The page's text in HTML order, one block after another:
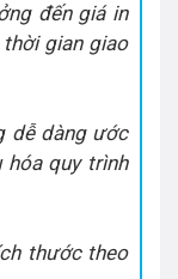
đến giá in
gian giao
dễ dàng ước
quy trình
thước theo